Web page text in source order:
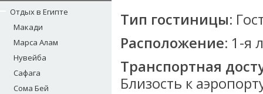
Отдых в Египте
Макади
Марса Алам
Нувейба
Сафага
Сома Бей
Тип гостиницы:
Расположение: 1-я
Транспортная
Близость к